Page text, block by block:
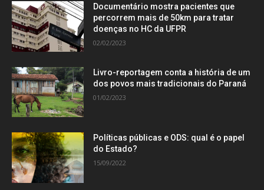
Documentário mostra pacientes que
percorrem mais de 50km para tratar
doenças no HC da UFPR
02/02/2023
Livro-reportagem conta a história de um
dos povos mais tradicionais do Paraná
01/02/2023
Políticas públicas e ODS: qual é o papel
do Estado?
15/09/2022